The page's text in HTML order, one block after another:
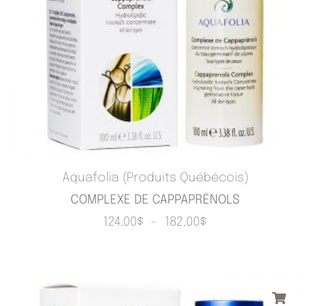
Aquafolia (Produits Québécois)
COMPLEXE DE CAPPAPRÉNOLS
124.00$ – 182.00$